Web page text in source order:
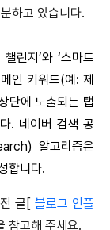
하고 있습니다.
린지’와 ‘스마트
인 키워드(예: 제
단에 노출되는 탭
. 네이버 검색 공
알고리즘은
합니다.
전 글[블로그 인플
참고해 주세요.